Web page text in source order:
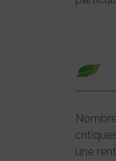
une